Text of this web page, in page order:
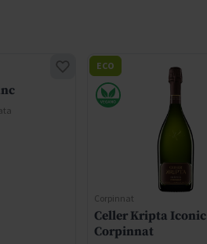
Corpinnat
Celler Kripta Iconic
Corpinnat
ECO